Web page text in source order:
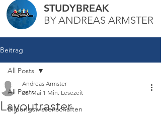
STUDYBREAK
BY ANDREAS ARMSTER
Beitrag
All Posts
Bildungswissenschaften
All Posts
Layoutraster
Andreas Armster
28. Mai 1 Min. Lesezeit